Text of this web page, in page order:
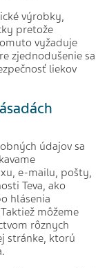
výrobky,
pretože
vyžaduje
zjednodušenie sa
liekov
údajov sa
e-mailu, pošty,
Teva, ako
hlásenia
môžeme
rôznych
stránke, ktorú